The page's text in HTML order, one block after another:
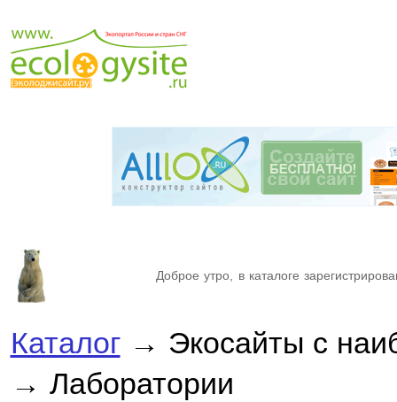
Доброе утро, в каталоге
Каталог→ Экосайты с
→ Лаборатории